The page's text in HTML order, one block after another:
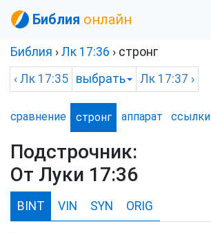
Библия онлайн
Библия › Лк 17:36 › стронг
‹ Лк 17:35 выбрать Лк 17:37 ›
сравнение стронг аппарат ссылки
Подстрочник:
От Луки 17:36
BINT VIN SYN ORIG